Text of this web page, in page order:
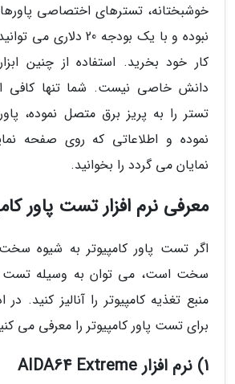
خوشبختانه، تسترهای اختصاصی
نبوده و با یک بودجه 20
کار خود بخرید. استفاده از چنین
دانش خاصی نیست. شما تنها کافی
تستر را به پریز برق متصل نموده،
نموده و اطلاعاتی که روی صفحه
نمایان می گردد را بخوانید.
معرفی نرم افزار تست پاور
اگر تست پاور کامپیوتر به شیوه سخت
سخت است، می توان به وسیله تست
منبع تغذیه کامپیوتر را آنالیز کنید. در
برای تست پاور کامپیوتر را معرفی می
1) نرم افزار AIDA64 Extreme